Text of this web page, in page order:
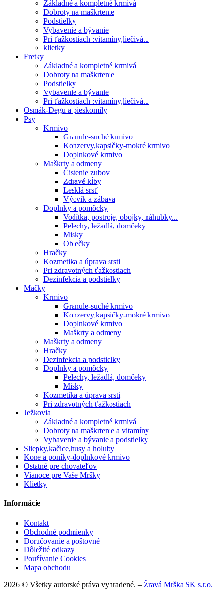
Základné a kompletné krmivá
Dobroty na maškrtenie
Podstielky
Vybavenie a bývanie
Pri ťažkostiach :vitamíny,liečivá...
klietky
Fretky
Základné a kompletné krmivá
Dobroty na maškrtenie
Podstielky
Vybavenie a bývanie
Pri ťažkostiach :vitamíny,liečivá...
Osmák-Degu a pieskomily
Psy
Krmivo
Granule-suché krmivo
Konzervy,kapsičky-mokré krmivo
Doplnkové krmivo
Maškrty a odmeny
Čistenie zubov
Zdravé kĺby
Lesklá srsť
Výcvik a zábava
Doplnky a pomôcky
Vodítka, postroje, obojky, náhubky...
Pelechy, ležadlá, domčeky
Misky
Oblečky
Hračky
Kozmetika a úprava srsti
Pri zdravotných ťažkostiach
Dezinfekcia a podstielky
Mačky
Krmivo
Granule-suché krmivo
Konzervy,kapsičky-mokré krmivo
Doplnkové krmivo
Maškrty a odmeny
Maškrty a odmeny
Hračky
Dezinfekcia a podstielky
Doplnky a pomôcky
Pelechy, ležadlá, domčeky
Misky
Kozmetika a úprava srsti
Pri zdravotných ťažkostiach
Ježkovia
Základné a kompletné krmivá
Dobroty na maškrtenie a vitamíny
Vybavenie a bývanie a podstielky
Sliepky,kačice,husy a holuby
Kone a poníky-doplnkové krmivo
Ostatné pre chovateľov
Vianoce pre Vaše Mršky
Klietky
Informácie
Kontakt
Obchodné podmienky
Doručovanie a poštovné
Dôležité odkazy
Používanie Cookies
Mapa obchodu
2026 © Všetky autorské práva vyhradené. – Žravá Mrška SK s.r.o.